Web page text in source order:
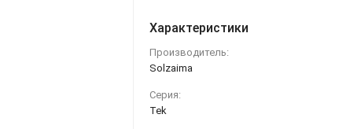
Характеристики
Производитель:
Solzaima
Серия:
Tek